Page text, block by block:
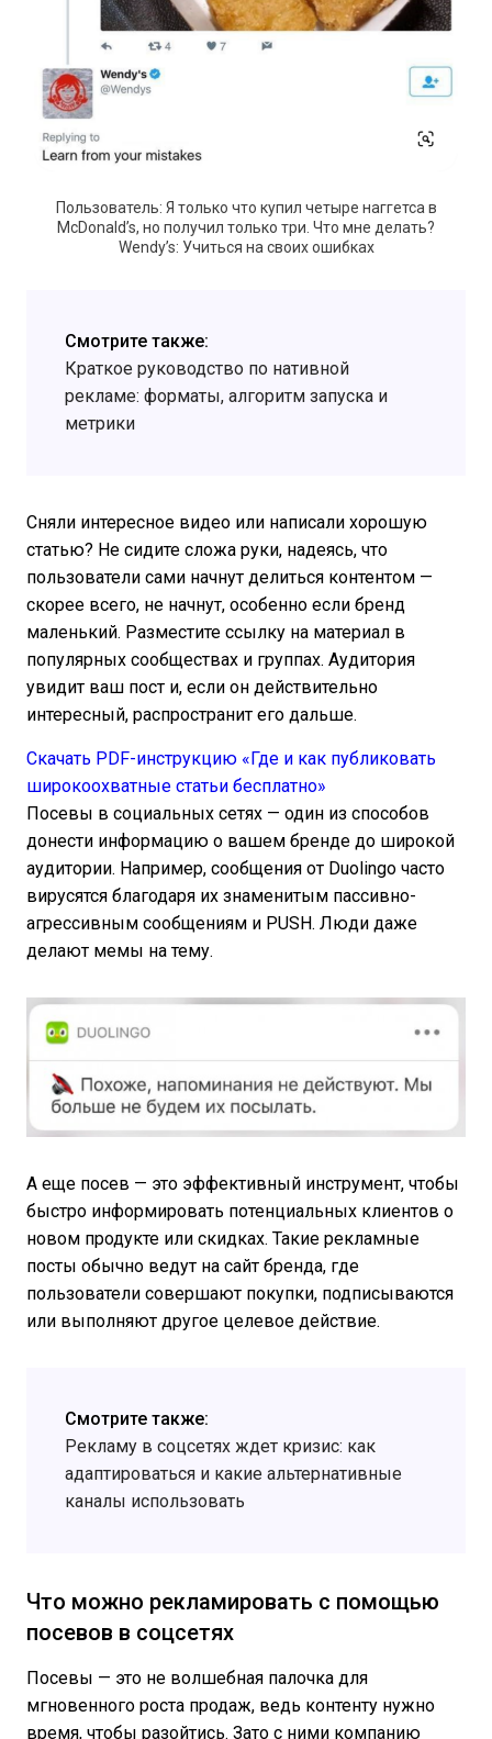
Пользователь: Я только что купил четыре наггетса в
McDonald’s, но получил только три. Что мне делать?
Wendy’s: Учиться на своих ошибках
Смотрите также:
Краткое руководство по нативной
рекламе: форматы, алгоритм запуска и
метрики
Сняли интересное видео или написали хорошую
статью? Не сидите сложа руки, надеясь, что
пользователи сами начнут делиться контентом —
скорее всего, не начнут, особенно если бренд
маленький. Разместите ссылку на материал в
популярных сообществах и группах. Аудитория
увидит ваш пост и, если он действительно
интересный, распространит его дальше.
Скачать PDF-инструкцию «Где и как публиковать
широкоохватные статьи бесплатно»
Посевы в социальных сетях — один из способов
донести информацию о вашем бренде до широкой
аудитории. Например, сообщения от Duolingo часто
вирусятся благодаря их знаменитым пассивно-
агрессивным сообщениям и PUSH. Люди даже
делают мемы на тему.
А еще посев — это эффективный инструмент, чтобы
быстро информировать потенциальных клиентов о
новом продукте или скидках. Такие рекламные
посты обычно ведут на сайт бренда, где
пользователи совершают покупки, подписываются
или выполняют другое целевое действие.
Смотрите также:
Рекламу в соцсетях ждет кризис: как
адаптироваться и какие альтернативные
каналы использовать
Что можно рекламировать с помощью
посевов в соцсетях
Посевы — это не волшебная палочка для
мгновенного роста продаж, ведь контенту нужно
время, чтобы разойтись. Зато с ними компанию